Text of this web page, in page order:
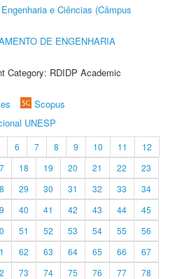
e Ciências (Câmpus
DE ENGENHARIA
Category: RDIDP Academic
Scopus
UNESP
6 7 8 9 10 11
12
18 19 20 21 22
23
29 30 31 32 33
34
40 41 42 43 44
45
51 52 53 54 55
56
62 63 64 65 66
67
73 74 75 76 77
78